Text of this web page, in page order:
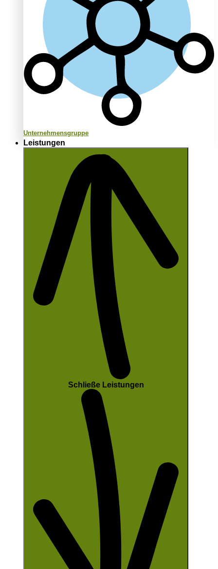
Unternehmensgruppe
Leistungen
Schließe Leistungen